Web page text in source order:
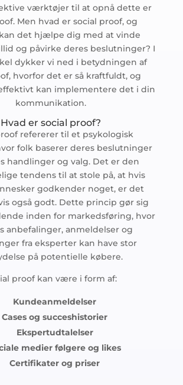
værktøjer til at opnå dette er
Men hvad er social proof, og
det hjælpe dig med at vinde
og påvirke deres beslutninger? I
dykker vi ned i betydningen af
hvorfor det er så kraftfuldt, og
kan implementere det i din
kommunikation.
Hvad er social proof?
refererer til et psykologisk
folk baserer deres beslutninger
handlinger og valg. Det er den
tendens til at stole på, at hvis
godkender noget, er det
også godt. Dette princip gør sig
inden for markedsføring, hvor
anbefalinger, anmeldelser og
fra eksperter kan have stor
på potentielle købere.
proof kan være i form af:
Kundeanmeldelser
Cases og succeshistorier
Ekspertudtalelser
medier følgere og likes
Certifikater og priser